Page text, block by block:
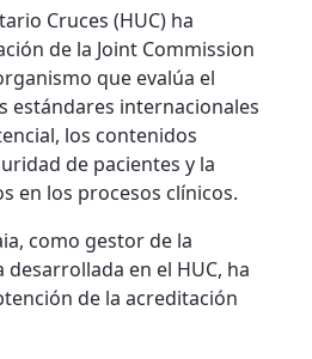
Cruces (HUC) ha
de la Joint Commission
que evalúa el
estándares internacionales
los contenidos
de pacientes y la
en los procesos clínicos.
como gestor de la
en el HUC, ha
de la acreditación